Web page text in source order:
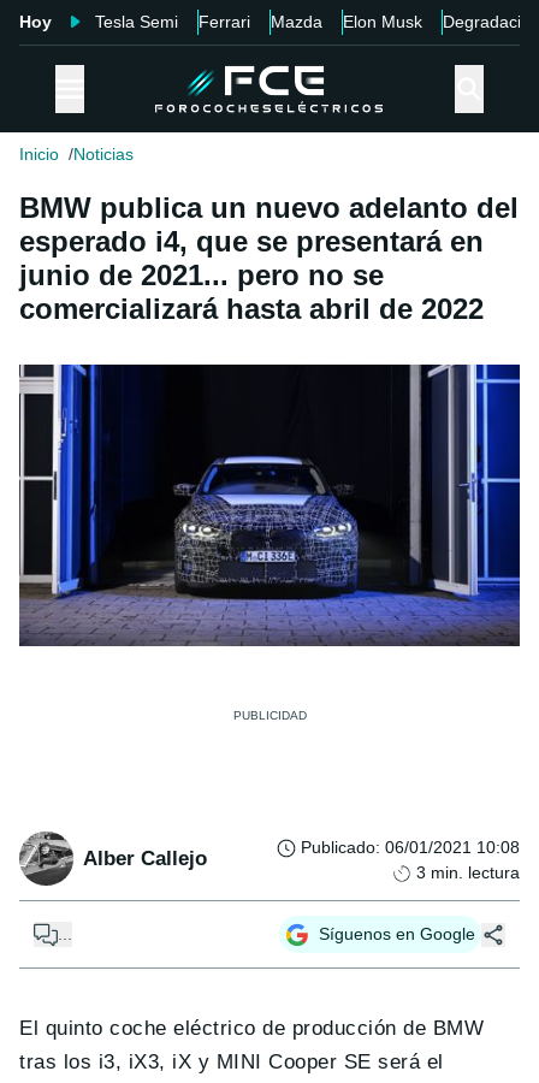
Hoy Tesla Semi Ferrari Mazda Elon Musk Degradación
Inicio Noticias
BMW publica un nuevo adelanto del
esperado i4, que se presentará en
junio de 2021... pero no se
comercializará hasta abril de 2022
Alber Callejo Publicado: 06/01/2021 10:08
3 min. lectura
... Síguenos en Google
El quinto coche eléctrico de producción de BMW
tras los i3, iX3, iX y MINI Cooper SE será el